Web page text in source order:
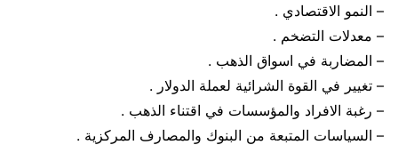
– النمو الاقتصادي .
– معدلات التضخم .
– المضاربة في اسواق الذهب .
– تغيير في القوة الشرائية لعملة الدولار .
– رغبة الافراد والمؤسسات في اقتناء الذهب .
– السياسات المتبعة من البنوك والمصارف المركزية .